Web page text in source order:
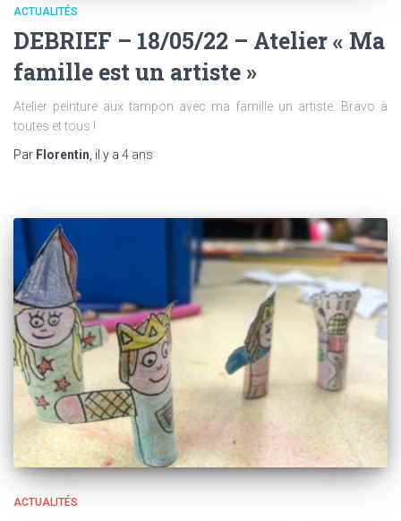
ACTUALITÉS
DEBRIEF – 18/05/22 – Atelier « Ma
famille est un artiste »
Atelier peinture aux tampon avec ma famille un artiste. Bravo à
toutes et tous !
Par Florentin, il y a 4 ans
ACTUALITÉS